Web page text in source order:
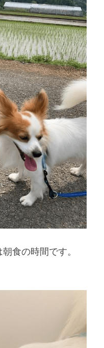
食の時間です。